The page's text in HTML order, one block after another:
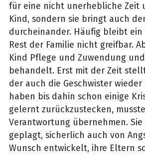
für eine nicht unerhebliche Zeit
Kind, sondern sie bringt auch
durcheinander. Häufig bleibt
Rest der Familie nicht greifbar.
Kind Pflege und Zuwendung
behandelt. Erst mit der Zeit
der auch die Geschwister
haben bis dahin schon einige
gelernt zurückzustecken,
Verantwortung übernehmen.
geplagt, sicherlich auch von
Wunsch entwickelt, ihre Eltern